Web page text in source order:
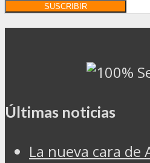
Últimas noticias
La nueva cara de